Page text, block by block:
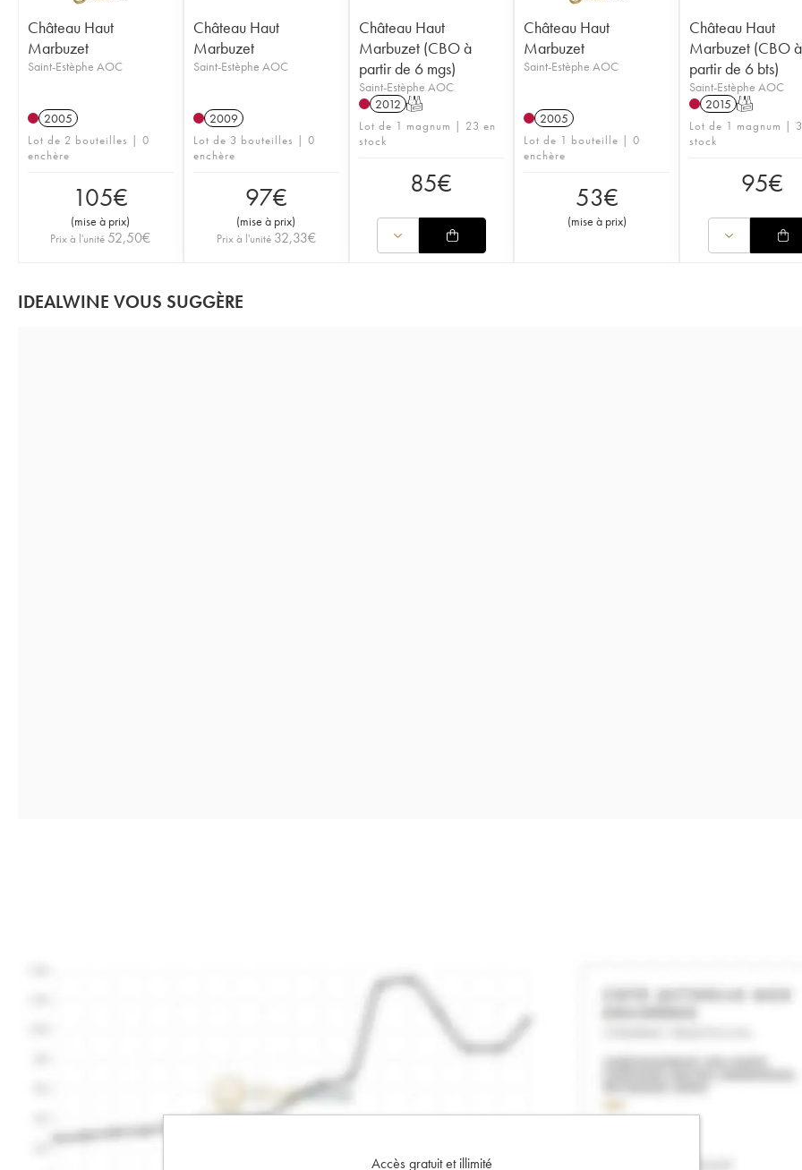
Château Haut
Marbuzet
Saint-Estèphe AOC
2005
Lot de 2 bouteilles | 0
enchère
105€
(mise à prix)
Prix à l'unité 52,50€
Château Haut
Marbuzet
Saint-Estèphe AOC
2009
Lot de 3 bouteilles | 0
enchère
97€
(mise à prix)
Prix à l'unité 32,33€
Château Haut
Marbuzet (CBO à
partir de 6 mgs)
Saint-Estèphe AOC
2012 T
Lot de 1 magnum | 23 en
stock
85€
Château Haut
Marbuzet
Saint-Estèphe AOC
2005
Lot de 1 bouteille | 0
enchère
53€
(mise à prix)
Château Haut
Marbuzet (CBO à
partir de 6 bts)
Saint-Estèphe AOC
2015 T
Lot de 1 magnum |
stock
95€
IDEALWINE VOUS SUGGÈRE
Accès gratuit et illimité